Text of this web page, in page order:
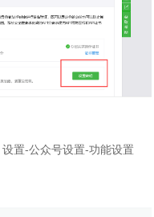
置-公众号设置-功能设置